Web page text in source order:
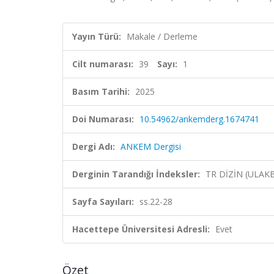
Yayın Türü: Makale / Derleme
Cilt numarası: 39 Sayı: 1
Basım Tarihi: 2025
Doi Numarası: 10.54962/ankemderg.1674741
Dergi Adı: ANKEM Dergisi
Derginin Tarandığı İndeksler: TR DİZİN
Sayfa Sayıları: ss.22-28
Hacettepe Üniversitesi Adresli: Evet
Özet